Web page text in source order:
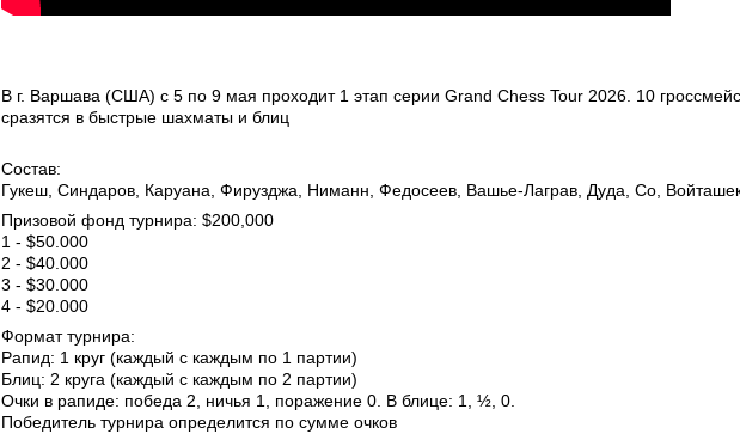
В г. Варшава (США) с 5 по 9 мая проходит 1 этап серии Grand Chess Tour 2026. 10
сразятся в быстрые шахматы и блиц
Состав:
Гукеш, Синдаров, Каруана, Фирузджа, Ниманн, Федосеев, Вашье-Лаграв, Дуда, Со,
Призовой фонд турнира: $200,000
1 - $50.000
2 - $40.000
3 - $30.000
4 - $20.000
Формат турнира:
Рапид: 1 круг (каждый с каждым по 1 партии)
Блиц: 2 круга (каждый с каждым по 2 партии)
Очки в рапиде: победа 2, ничья 1, поражение 0. В блице: 1, ½, 0.
Победитель турнира определится по сумме очков